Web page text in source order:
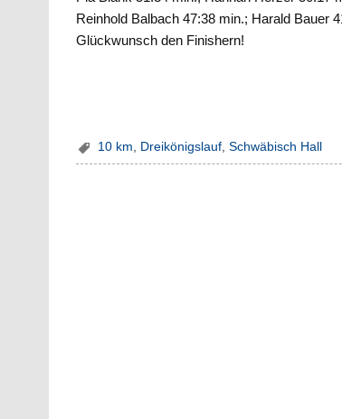
Reinhold Balbach 47:38 min.; Harald Bauer
Glückwunsch den Finishern!
10 km Dreikönigslauf ,Schwäbisch Hall